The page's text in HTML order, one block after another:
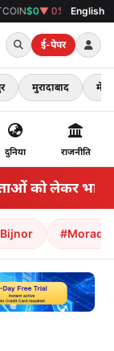
38°Cमुजफ्फरनगरEnglish
ई-पेपर
मुरादाबाद मेरठ
दुनिया राजनीति
को लेकर भारतीय